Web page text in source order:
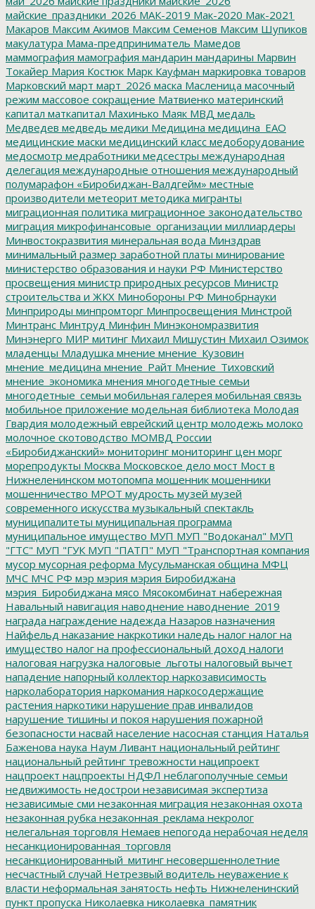
майские_праздники_2026 МАК-2019 Мак-2020 Мак-2021
Макаров Максим Акимов Максим Семенов Максим Шупиков
макулатура Мама-предприниматель Мамедов
маммография мамография мандарин мандарины Марвин
Токайер Мария Костюк Марк Кауфман маркировка товаров
Марковский март март_2026 маска Масленица масочный
режим массовое сокращение Матвиенко материнский
капитал маткапитал Махинько Маяк МВД медаль
Медведев медведь медики Медицина медицина_ЕАО
медицинские маски медицинский класс медоборудование
медосмотр медработники медсестры международная
делегация международные отношения международный
полумарафон «Биробиджан-Валдгейм» местные
производители метеорит методика мигранты
миграционная политика миграционное законодательство
миграция микрофинансовые_организации миллиардеры
Минвостокразвития минеральная вода Минздрав
минимальный размер заработной платы минирование
министерство образования и науки РФ Министерство
просвещения министр природных ресурсов Министр
строительства и ЖКХ Минобороны РФ Минобрнауки
Минприроды минпромторг Минпросвещения Минстрой
Минтранс Минтруд Минфин Минэкономразвития
Минэнерго МИР митинг Михаил Мишустин Михаил Озимок
младенцы Младушка мнение мнение_Кузовин
мнение_медицина мнение_Райт Мнение_Тиховский
мнение_экономика мнения многодетные семьи
многодетные_семьи мобильная галерея мобильная связь
мобильное приложение модельная библиотека Молодая
Гвардия молодежный еврейский центр молодежь молоко
молочное скотоводство МОМВД России
«Биробиджанский» мониторинг мониторинг цен морг
морепродукты Москва Московское дело мост Мост в
Нижнеленинском мотопомпа мошенник мошенники
мошенничество МРОТ мудрость музей музей
современного искусства музыкальный спектакль
муниципалитеты муниципальная программа
муниципальное имущество МУП МУП "Водоканал" МУП
"ГТС" МУП "ГУК МУП "ПАТП" МУП "Транспортная компания
мусор мусорная реформа Мусульманская община МФЦ
МЧС МЧС РФ мэр мэрия мэрия Биробиджана
мэрия_Биробиджана мясо Мясокомбинат набережная
Навальный навигация наводнение наводнение_2019
награда награждение надежда Назаров назначения
Найфельд наказание накркотики наледь налог налог на
имущество налог на профессиональный доход налоги
налоговая нагрузка налоговые_льготы налоговый вычет
нападение напорный коллектор наркозависимость
нарколаборатория наркомания наркосодержащие
растения наркотики нарушение прав инвалидов
нарушение тишины и покоя нарушения пожарной
безопасности насвай население насосная станция Наталья
Баженова наука Наум Ливант национальный рейтинг
национальный рейтинг тревожности наципроект
нацпроект нацпроекты НДФЛ неблагополучные семьи
недвижимость недострои независимая экспертиза
независимые сми незаконная миграция незаконная охота
незаконная рубка незаконная_реклама некролог
нелегальная торговля Немаев непогода нерабочая неделя
несанкционированная_торговля
несанкционированный_митинг несовершеннолетние
несчастный случай Нетрезвый водитель неуважение к
власти неформальная занятость нефть Нижнеленинский
пункт пропуска Николаевка николаевка_памятник